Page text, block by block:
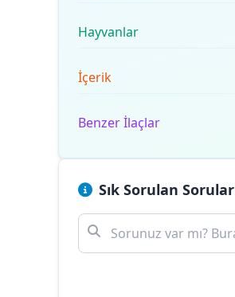
Hayvanlar
İçerik
Benzer İlaçlar
Sık Sorulan Sorular